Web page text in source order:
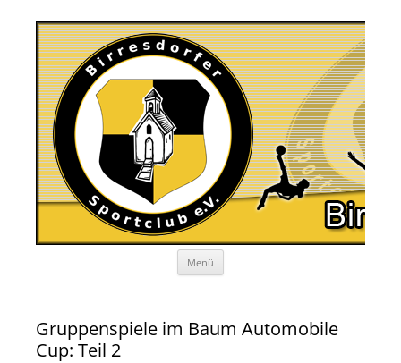
Menü
Gruppenspiele im Baum Automobile
Cup: Teil 2